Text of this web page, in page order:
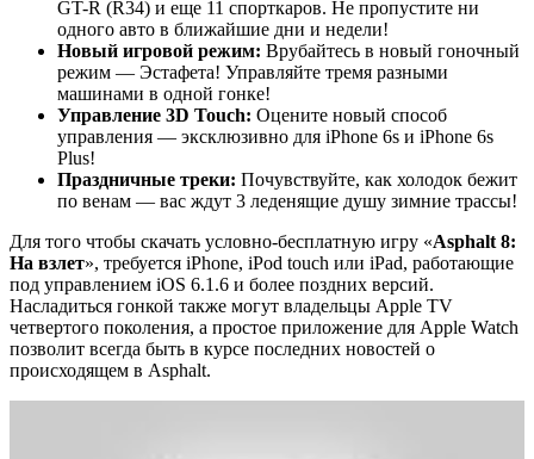
GT-R (R34) и еще 11 спорткаров. Не пропустите ни
одного авто в ближайшие дни и недели!
Новый игровой режим: Врубайтесь в новый гоночный
режим — Эстафета! Управляйте тремя разными
машинами в одной гонке!
Управление 3D Touch: Оцените новый способ
управления — эксклюзивно для iPhone 6s и iPhone 6s
Plus!
Праздничные треки: Почувствуйте, как холодок бежит
по венам — вас ждут 3 леденящие душу зимние трассы!
Для того чтобы скачать условно-бесплатную игру «Asphalt 8:
На взлет», требуется iPhone, iPod touch или iPad, работающие
под управлением iOS 6.1.6 и более поздних версий.
Насладиться гонкой также могут владельцы Apple TV
четвертого поколения, а простое приложение для Apple Watch
позволит всегда быть в курсе последних новостей о
происходящем в Asphalt.